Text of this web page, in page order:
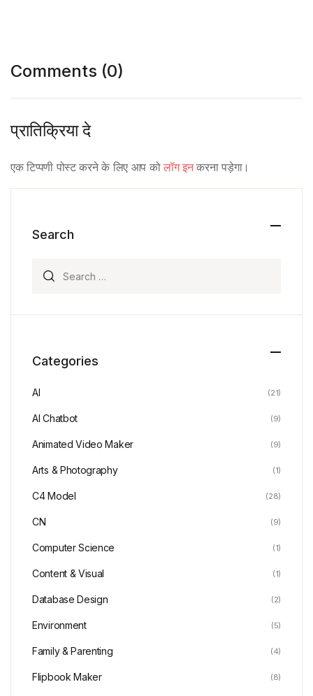
Comments (0)
प्रातिक्रिया दे
एक टिप्पणी पोस्ट करने के लिए आप कोलॉग इनकरना पड़ेगा।
Search
Categories
AI (21)
AI Chatbot (9)
Animated Video Maker (9)
Arts & Photography (1)
C4 Model (28)
CN (9)
Computer Science (1)
Content & Visual (1)
Database Design (2)
Environment (5)
Family & Parenting (4)
Flipbook Maker (8)